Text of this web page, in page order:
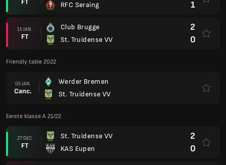
RFC Seraing
1
15 JAN.
FT
Club Brugge
St. Truidense VV
2
0
Friendly table 2022
05 JAN.
Canc.
Werder Bremen
St. Truidense VV
Eerste klasse A 21/22
27 DEC.
FT
St. Truidense VV
KAS Eupen
2
0